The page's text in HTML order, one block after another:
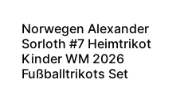
Norwegen Alexander
Sorloth #7 Heimtrikot
Kinder WM 2026
Fußballtrikots Set